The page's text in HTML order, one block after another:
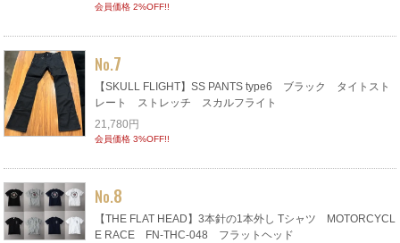
会員価格 2%OFF!!
No.7
【SKULL FLIGHT】SS PANTS type6 ブラック タイトスト
レート ストレッチ スカルフライト
21,780円
会員価格 3%OFF!!
No.8
【THE FLAT HEAD】3本針の1本外し Tシャツ MOTORCYCL
E RACE FN-THC-048 フラットヘッド